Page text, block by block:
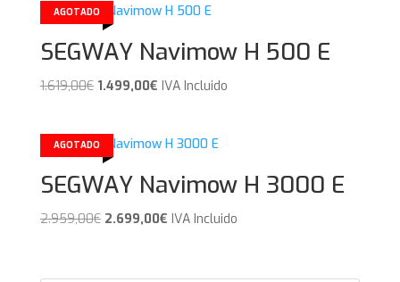
AGOTADO
SEGWAY Navimow H 500 E
1.619,00€ El
era:
1.619,00€.
1.499,00€El
es:
IVA Incluido
AGOTADO
SEGWAY Navimow H 3000 E
2.959,00€ El
2.699,00€ElIVA Incluido